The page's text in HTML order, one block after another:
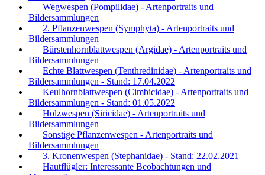
Wegwespen (Pompilidae) - Artenportraits und
Bildersammlungen
2. Pflanzenwespen (Symphyta) - Artenportraits und
Bildersammlungen
Bürstenhornblattwespen (Argidae) - Artenportraits und
Bildersammlungen
Echte Blattwespen (Tenthredinidae) - Artenportraits und
Bildersammlungen - Stand: 17.04.2022
Keulhornblattwespen (Cimbicidae) - Artenportraits und
Bildersammlungen - Stand: 01.05.2022
Holzwespen (Siricidae) - Artenportraits und
Bildersammlungen
Sonstige Pflanzenwespen - Artenportraits und
Bildersammlungen
3. Kronenwespen (Stephanidae) - Stand: 22.02.2021
Hautflügler: Interessante Beobachtungen und